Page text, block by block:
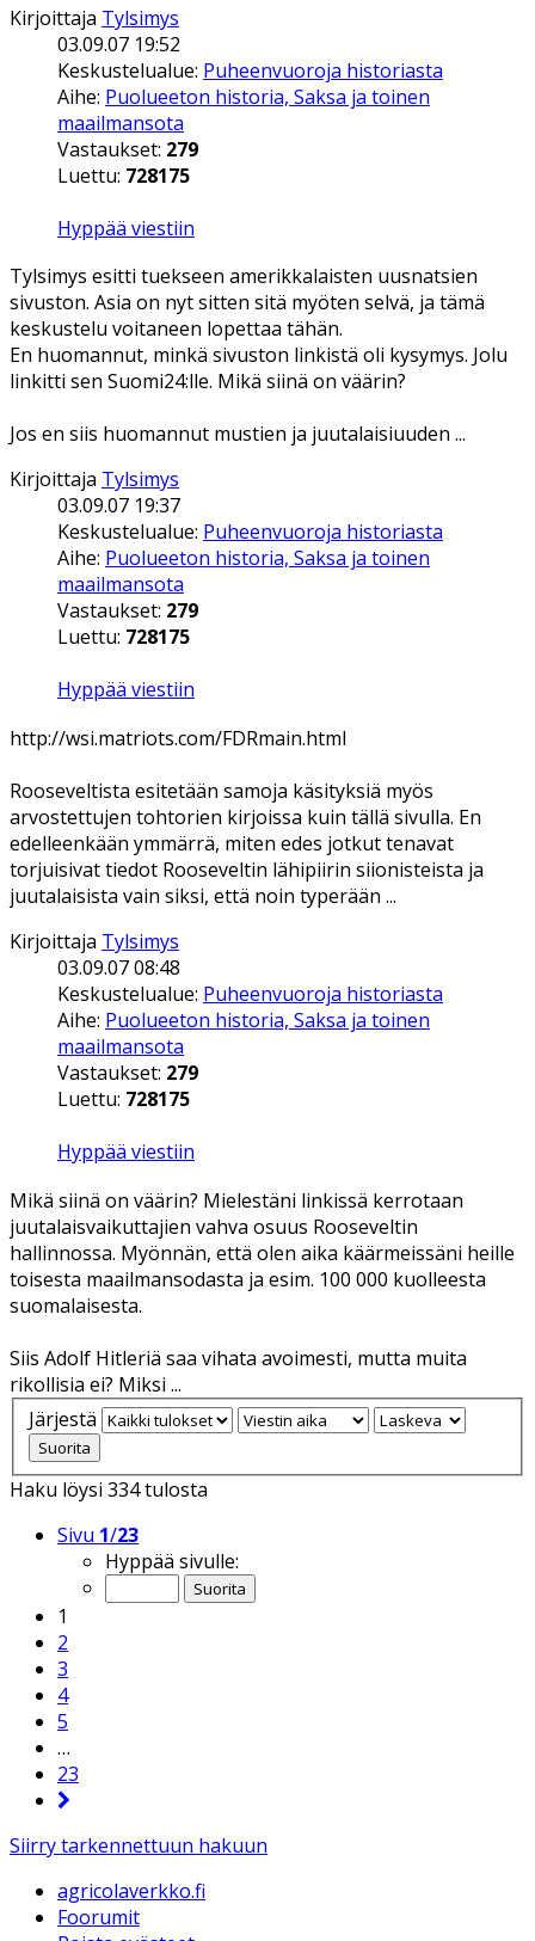
Kirjoittaja Tylsimys
03.09.07 19:52
Keskustelualue: Puheenvuoroja historiasta
Aihe: Puolueeton historia, Saksa ja toinen
maailmansota
Vastaukset: 279
Luettu: 728175
Hyppää viestiin
Tylsimys esitti tuekseen amerikkalaisten uusnatsien
sivuston. Asia on nyt sitten sitä myöten selvä, ja tämä
keskustelu voitaneen lopettaa tähän.
En huomannut, minkä sivuston linkistä oli kysymys. Jolu
linkitti sen Suomi24:lle. Mikä siinä on väärin?
Jos en siis huomannut mustien ja juutalaisiuuden ...
Kirjoittaja Tylsimys
03.09.07 19:37
Keskustelualue: Puheenvuoroja historiasta
Aihe: Puolueeton historia, Saksa ja toinen
maailmansota
Vastaukset: 279
Luettu: 728175
Hyppää viestiin
http://wsi.matriots.com/FDRmain.html
Rooseveltista esitetään samoja käsityksiä myös
arvostettujen tohtorien kirjoissa kuin tällä sivulla. En
edelleenkään ymmärrä, miten edes jotkut tenavat
torjuisivat tiedot Rooseveltin lähipiirin siionisteista ja
juutalaisista vain siksi, että noin typerään ...
Kirjoittaja Tylsimys
03.09.07 08:48
Keskustelualue: Puheenvuoroja historiasta
Aihe: Puolueeton historia, Saksa ja toinen
maailmansota
Vastaukset: 279
Luettu: 728175
Hyppää viestiin
Mikä siinä on väärin? Mielestäni linkissä kerrotaan
juutalaisvaikuttajien vahva osuus Rooseveltin
hallinnossa. Myönnän, että olen aika käärmeissäni heille
toisesta maailmansodasta ja esim. 100 000 kuolleesta
suomalaisesta.
Siis Adolf Hitleriä saa vihata avoimesti, mutta muita
rikollisia ei? Miksi ...
Järjestä
Haku löysi 334 tulosta
Sivu 1/23
Hyppää sivulle:
1
2
3
4
5
…
23
Siirry tarkennettuun hakuun
agricolaverkko.fi
Foorumit